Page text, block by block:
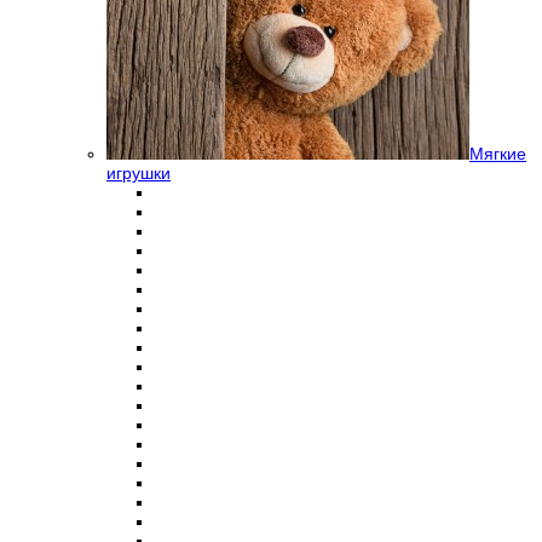
Мягкие
игрушки